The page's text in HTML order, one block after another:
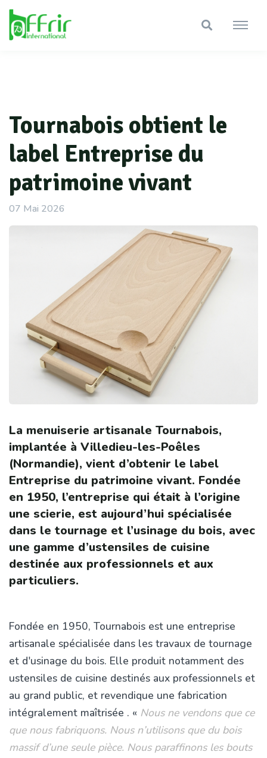
Tournabois obtient le
label Entreprise du
patrimoine vivant
07 Mai 2026
La menuiserie artisanale Tournabois,
implantée à Villedieu-les-Poêles
(Normandie), vient d’obtenir le label
Entreprise du patrimoine vivant. Fondée
en 1950, l’entreprise qui était à l’origine
une scierie, est aujourd’hui spécialisée
dans le tournage et l’usinage du bois, avec
une gamme d’ustensiles de cuisine
destinée aux professionnels et aux
particuliers.
Fondée en 1950, Tournabois est une entreprise
artisanale spécialisée dans les travaux de tournage
et d'usinage du bois. Elle produit notamment des
ustensiles de cuisine destinés aux professionnels et
au grand public, et revendique une fabrication
intégralement maîtrisée . « Nous ne vendons que ce
que nous fabriquons. Nous n’utilisons que du bois
massif d’une seule pièce. Nous paraffinons les bouts